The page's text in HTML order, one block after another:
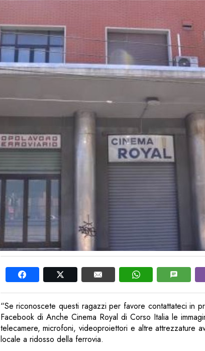
“Se riconoscete questi ragazzi per favore contattateci in
Facebook di Anche Cinema Royal di Corso Italia le
telecamere, microfoni, videoproiettori e altre attrezzature
locale a ridosso della ferrovia.